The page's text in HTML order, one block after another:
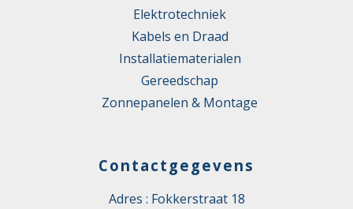
Elektrotechniek
Kabels en Draad
Installatiematerialen
Gereedschap
Zonnepanelen & Montage
Contactgegevens
Adres : Fokkerstraat 18